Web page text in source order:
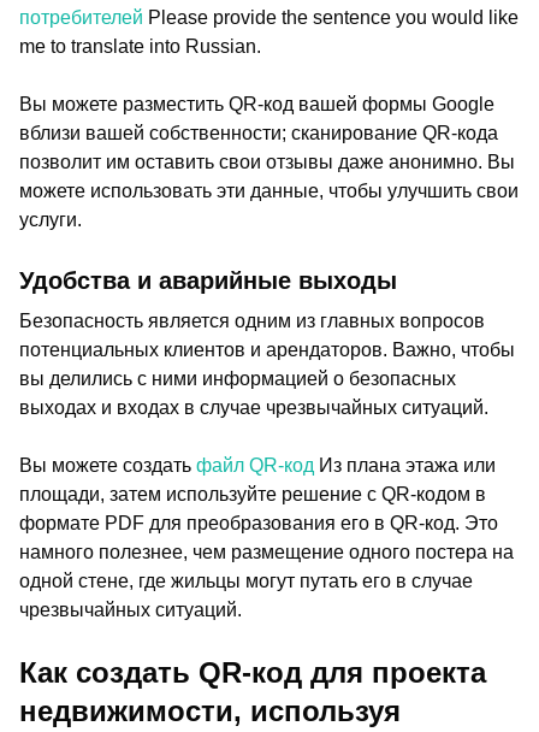
потребителей Please provide the sentence you would like
me to translate into Russian.
Вы можете разместить QR-код вашей формы Google
вблизи вашей собственности; сканирование QR-кода
позволит им оставить свои отзывы даже анонимно. Вы
можете использовать эти данные, чтобы улучшить свои
услуги.
Удобства и аварийные выходы
Безопасность является одним из главных вопросов
потенциальных клиентов и арендаторов. Важно, чтобы
вы делились с ними информацией о безопасных
выходах и входах в случае чрезвычайных ситуаций.
Вы можете создать файл QR-код Из плана этажа или
площади, затем используйте решение с QR-кодом в
формате PDF для преобразования его в QR-код. Это
намного полезнее, чем размещение одного постера на
одной стене, где жильцы могут путать его в случае
чрезвычайных ситуаций.
Как создать QR-код для проекта
недвижимости, используя